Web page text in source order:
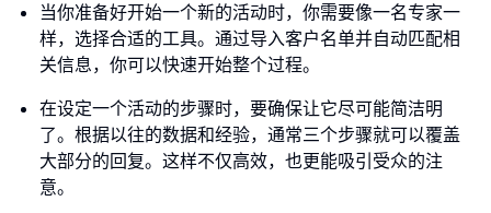
当你准备好开始一个新的活动时，你需要像一名专家一
样，选择合适的工具。通过导入客户名单并自动匹配相
关信息，你可以快速开始整个过程。
在设定一个活动的步骤时，要确保让它尽可能简洁明
了。根据以往的数据和经验，通常三个步骤就可以覆盖
大部分的回复。这样不仅高效，也更能吸引受众的注
意。